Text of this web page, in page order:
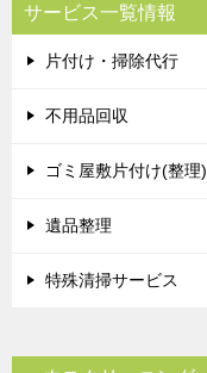
サービス一覧情報
片付け・掃除代行
不用品回収
ゴミ屋敷片付け(整理)
遺品整理
特殊清掃サービス